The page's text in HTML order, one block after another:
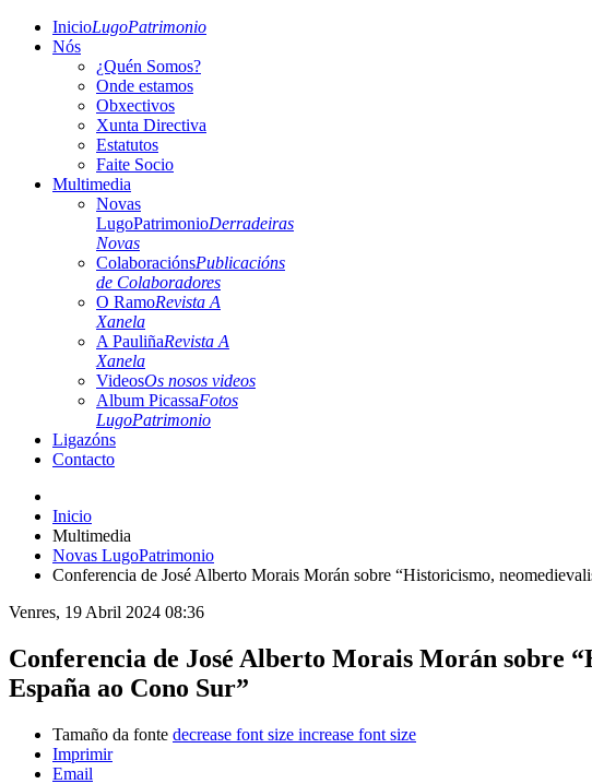
InicioLugoPatrimonio
Nós
¿Quén Somos?
Onde estamos
Obxectivos
Xunta Directiva
Estatutos
Faite Socio
Multimedia
Novas
LugoPatrimonioDerradeiras
Novas
ColaboraciónsPublicacións
de Colaboradores
O RamoRevista A
Xanela
A PauliñaRevista A
Xanela
VideosOs nosos videos
Album PicassaFotos
LugoPatrimonio
Ligazóns
Contacto
Inicio
Multimedia
Novas LugoPatrimonio
Conferencia de José Alberto Morais Morán sobre “Historicismo,
Venres, 19 Abril 2024 08:36
Conferencia de José Alberto Morais Morán sobre
España ao Cono Sur”
Tamaño da fonte decrease font size increase font size
Imprimir
Email